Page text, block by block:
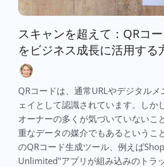
スキャンを超えて：QRコ
をビジネス成長に活用する
QRコードは、通常URLやデジタル
ェイとして認識されています。しか
オーナーの多くが気づいていないこ
重なデータの媒介でもあるというこ
のQRコード生成ツール、例えば
Unlimited"アプリが組み込みのトラ